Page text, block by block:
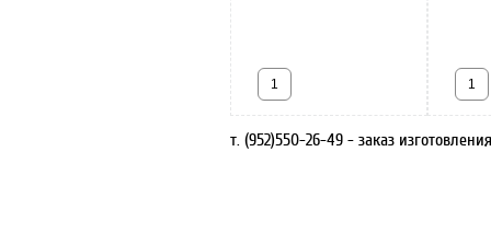
т. (952)550-26-49 - заказ